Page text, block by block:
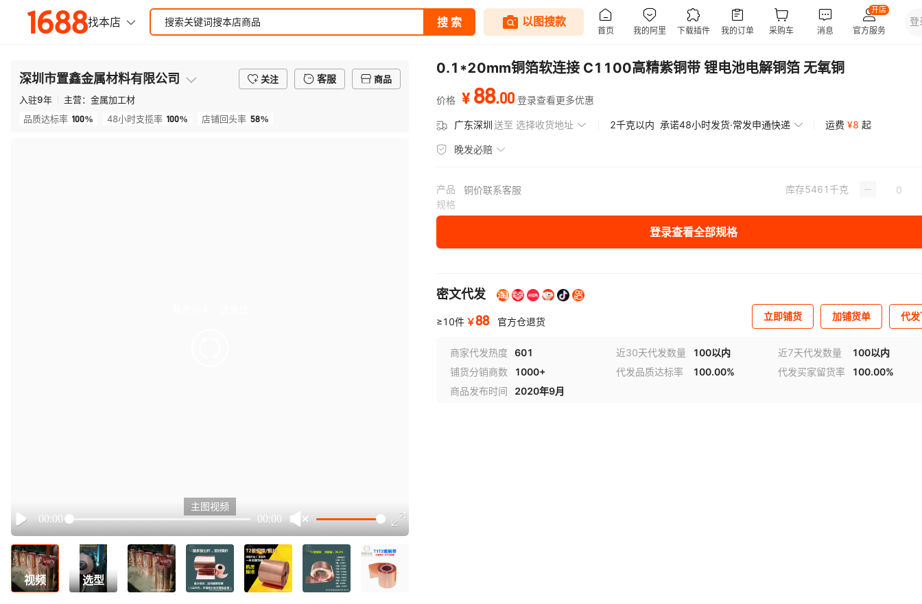
深圳市置鑫金属材料有限公司 关注 客服
商品
入驻9年 主营： 金属加工材
品质达标率 100% 48小时支揽率 100% 店铺回头率 58%
Play
00:00 00:00
主图视频
视频 选型
0.1*20mm铜箔软连接 C1100高精紫铜带 锂电池电解铜箔 无氧铜
价格 ¥ 88.00 登录查看更多优惠
广东深圳送至 选择收货地址 2千克以内 承诺48小时发货·常发申通快递 运费 ¥8 起
晚发必赔
产品
规格
铜价联系客服 库存5461 千克
登录查看全部规格
密文代发
≥10件 ￥88 官方仓退货 立即铺货 加铺货单 代
商家代发热度 601 近30天代发数量 100以内 近7天代发数量
100以内
铺货分销商数
1000+ 代发品质达标率 100.00% 代发买家留货率
100.00%
商品发布时间
2020年9月